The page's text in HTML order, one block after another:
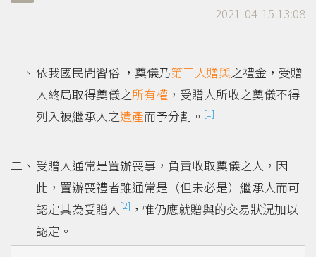
2021-04-15 13:08
依我國民間習俗 ，奠儀乃第三人贈與之禮金，受贈
人終局取得奠儀之所有權 ，受贈人所收之奠儀不得
列入被繼承人之遺產而予分割。 [1]
受贈人通常是置辦喪事，負責收取奠儀之人，因
此，置辦喪禮者雖通常是（但未必是）繼承人而可
認定其為受贈人 [2] ，惟仍應就贈與的交易狀況加以
認定。